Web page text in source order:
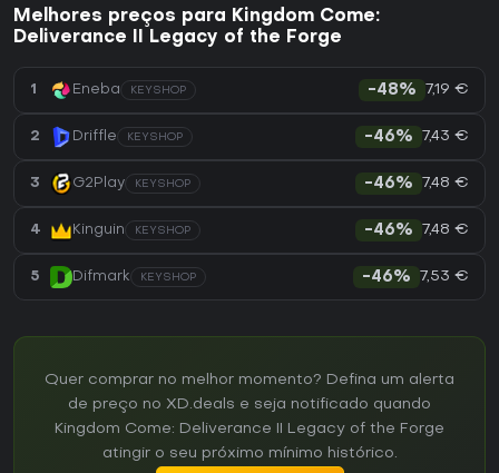
Melhores preços para Kingdom Come:
Deliverance II Legacy of the Forge
1 Eneba KEYSHOP -48% 7,19 €
2 Driffle KEYSHOP -46% 7,43 €
3 G2Play KEYSHOP -46% 7,48 €
4 Kinguin KEYSHOP -46% 7,48 €
5 Difmark KEYSHOP -46% 7,53 €
Quer comprar no melhor momento? Defina um alerta
de preço no XD.deals e seja notificado quando
Kingdom Come: Deliverance II Legacy of the Forge
atingir o seu próximo mínimo histórico.